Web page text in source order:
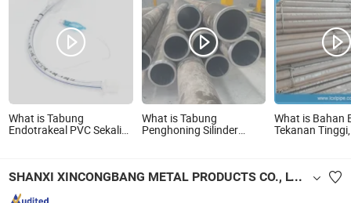
What is Tabung
Endotrakeal PVC Sekali
What is Tabung
Penghoning Silinder
Tekanan Maksimum,
What is Bahan
Tekanan
SHANXI XINCONGBANG METAL PRODUCTS CO., LTD.